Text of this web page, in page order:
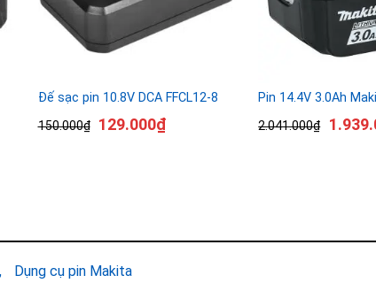
Đế sạc pin 10.8V DCA FFCL12-8
150.000₫ 129.000₫
Pin 14.4V 3.0Ah
2.041.000₫
Dụng cụ pin Makita